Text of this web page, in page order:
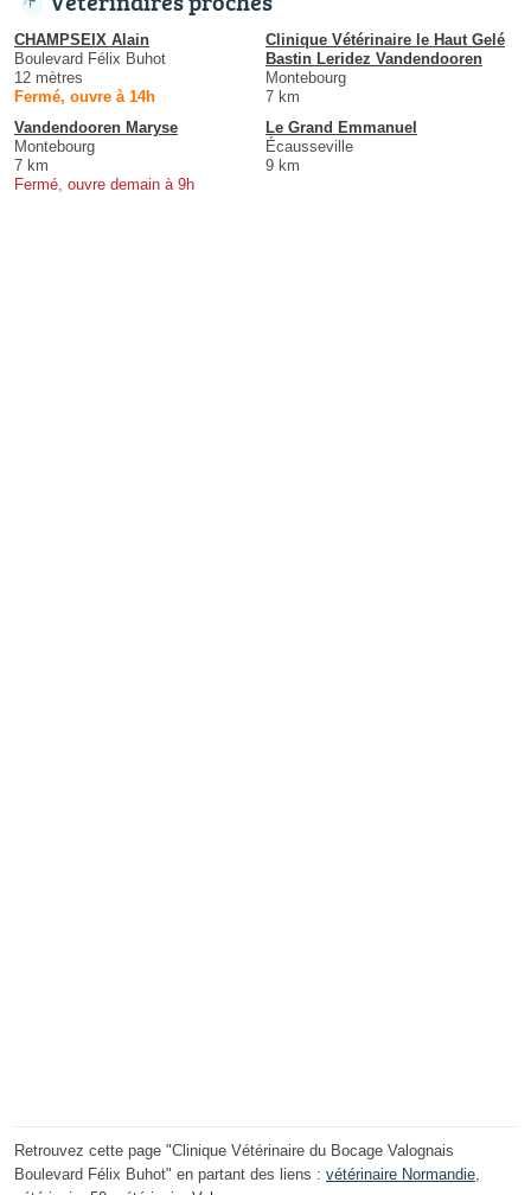
CHAMPSEIX Alain
Boulevard Félix Buhot
12 mètres
Fermé, ouvre à 14h
Clinique Vétérinaire le Haut Gelé
Bastin Leridez Vandendooren
Montebourg
7 km
Vandendooren Maryse
Montebourg
7 km
Fermé, ouvre demain à 9h
Le Grand Emmanuel
Écausseville
9 km
Retrouvez cette page "Clinique Vétérinaire du Bocage Valognais
Boulevard Félix Buhot" en partant des liens : vétérinaire Normandie,